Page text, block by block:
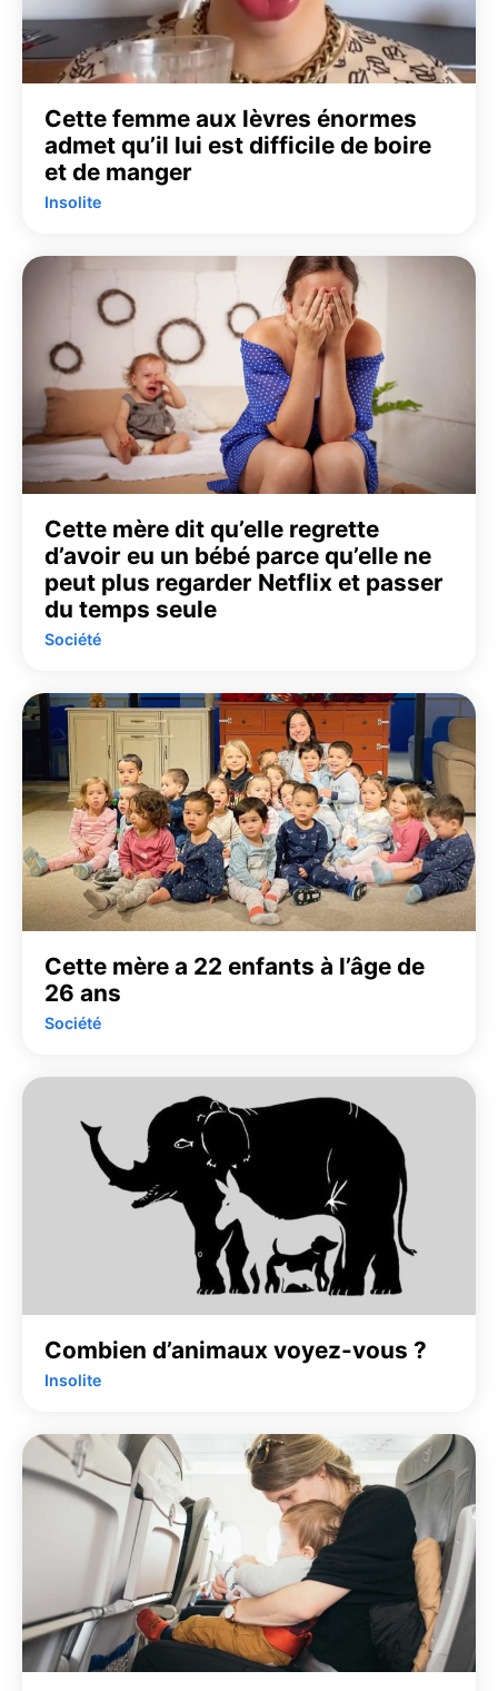
Cette femme aux lèvres énormes
admet qu’il lui est difficile de boire
et de manger
Insolite
Cette mère dit qu’elle regrette
d’avoir eu un bébé parce qu’elle ne
peut plus regarder Netflix et passer
du temps seule
Société
Cette mère a 22 enfants à l’âge de
26 ans
Société
Combien d’animaux voyez-vous ?
Insolite